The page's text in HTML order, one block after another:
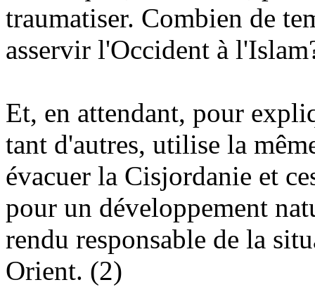
traumatiser. Combien de
asservir l'Occident à
Et, en attendant, pour
tant d'autres, utilise la
évacuer la Cisjordanie et
pour un développement
rendu responsable de la
Orient. (2)